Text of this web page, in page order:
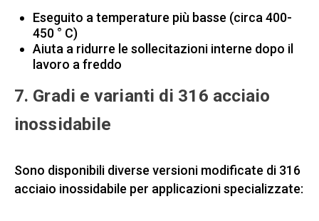
Eseguito a temperature più basse (circa 400-
450 ° C)
Aiuta a ridurre le sollecitazioni interne dopo il
lavoro a freddo
7. Gradi e varianti di 316 acciaio
inossidabile
Sono disponibili diverse versioni modificate di 316
acciaio inossidabile per applicazioni specializzate: